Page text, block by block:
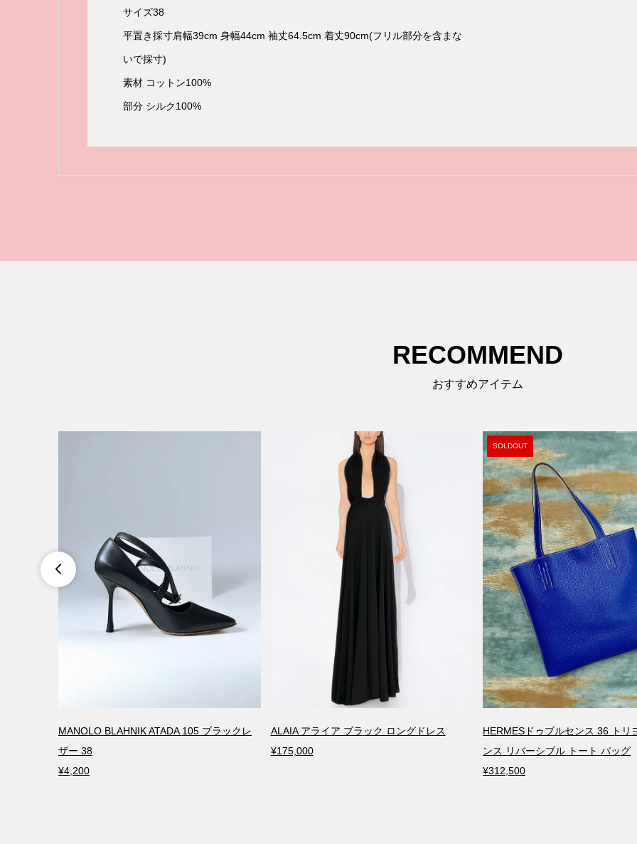
サイズ38
平置き採寸肩幅39cm 身幅44cm 袖丈64.5cm 着丈90cm(フリル部分を含まな
いで採寸)
素材 コットン100%
部分 シルク100%
RECOMMEND
おすすめアイテム

MANOLO BLAHNIK ATADA 105 ブラックレ
ザー 38
¥4,200
ALAIA アライア ブラック ロングドレス
¥175,000
SOLDOUT
HERMESドゥブルセンス 36 トリ
ンス リバーシブル トート バッグ
¥312,500